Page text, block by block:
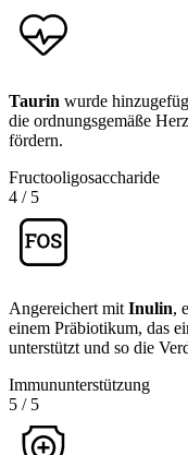
Taurin wurde
die ordnungsgemäße
fördern.
Fructooligosaccharide
4 / 5
Angereichert mit Inulin,
einem Präbiotikum, das
unterstützt und so die
Immununterstützung
5 / 5